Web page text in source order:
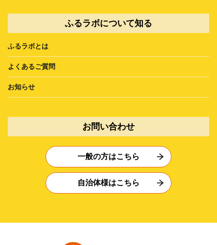
ふるラボについて知る
ふるラボとは
よくあるご質問
お知らせ
お問い合わせ
一般の方はこちら
自治体様はこちら